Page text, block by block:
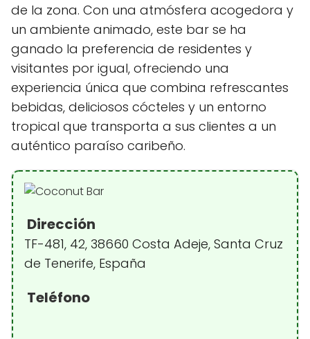
de la zona. Con una atmósfera acogedora y
un ambiente animado, este bar se ha
ganado la preferencia de residentes y
visitantes por igual, ofreciendo una
experiencia única que combina refrescantes
bebidas, deliciosos cócteles y un entorno
tropical que transporta a sus clientes a un
auténtico paraíso caribeño.
Dirección
TF-481, 42, 38660 Costa Adeje, Santa Cruz
de Tenerife, España
Teléfono